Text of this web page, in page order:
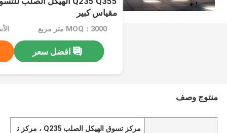
مقياس كبير
MOQ：3000 متر مربع
افضل سعر
منتوج وصف
مركز تسوق الهيكل الصلب Q235 ، مركز ت